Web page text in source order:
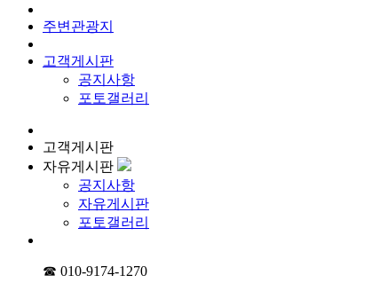
주변관광지
고객게시판
공지사항
포토갤러리
고객게시판
자유게시판
공지사항
자유게시판
포토갤러리
☎ 010-9174-1270